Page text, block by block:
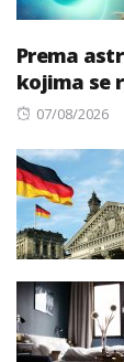
Prema
kojima se
Posted
07/08/2026